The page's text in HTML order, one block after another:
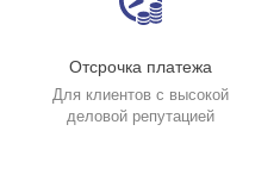
Отсрочка платежа
Для клиентов с высокой
деловой репутацией